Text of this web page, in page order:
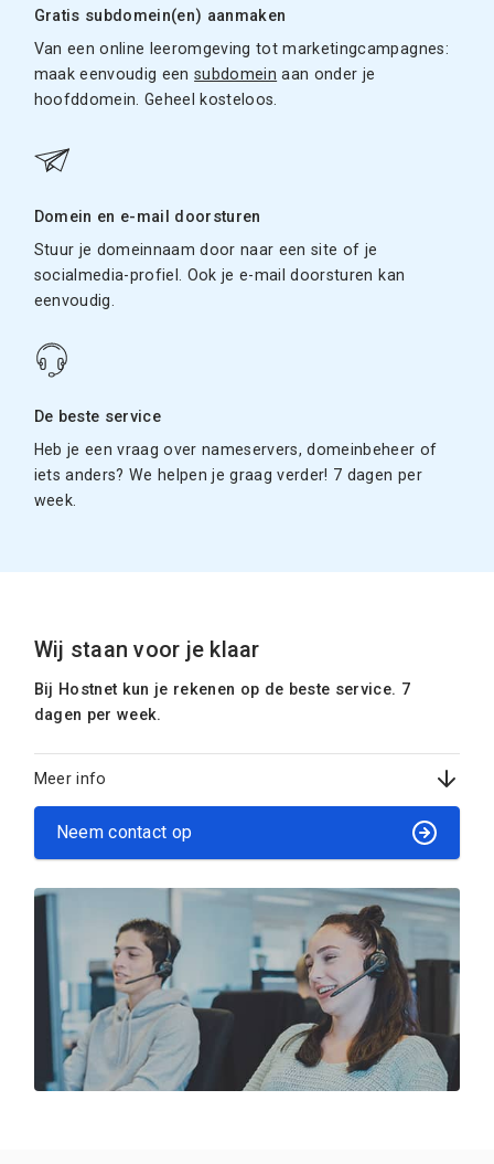
Gratis subdomein(en) aanmaken
Van een online leeromgeving tot marketingcampagnes:
maak eenvoudig eensubdomein aan onder je
hoofddomein. Geheel kosteloos.
Domein en e-mail doorsturen
Stuur je domeinnaam door naar een site of je
socialmedia-profiel. Ook je e-mail doorsturen kan
eenvoudig.
De beste service
Heb je een vraag over nameservers, domeinbeheer of
iets anders? We helpen je graag verder! 7 dagen per
week.
Wij staan voor je klaar
Bij Hostnet kun je rekenen op de beste service. 7
dagen per week.
Meer info
Neem contact op